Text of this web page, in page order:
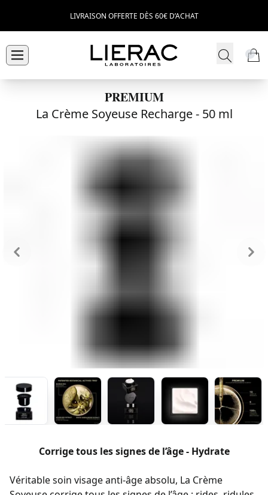
LIVRAISON OFFERTE DÈS 60€ D’ACHAT
PREMIUM
La Crème Soyeuse Recharge - 50 ml
Corrige tous les signes de l’âge - Hydrate
Véritable soin visage anti-âge absolu, La Crème